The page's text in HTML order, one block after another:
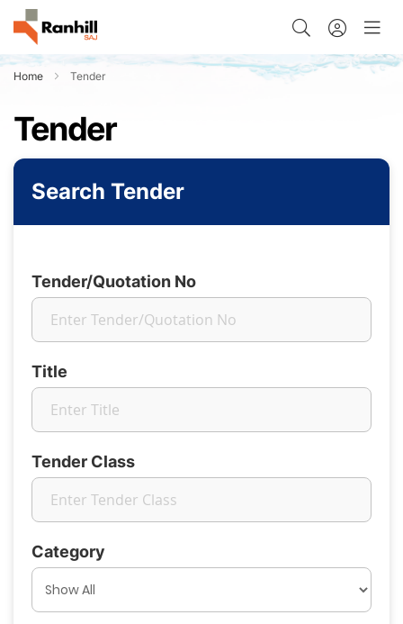
Home Tender
Tender
Search Tender
Tender/Quotation No
Title
Tender Class
Category